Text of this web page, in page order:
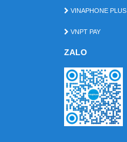
VINAPHONE PLUS
VNPT PAY
ZALO